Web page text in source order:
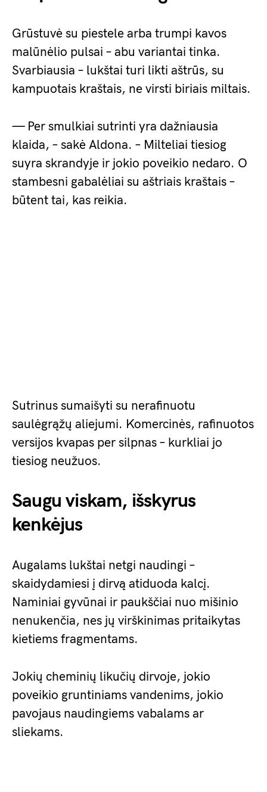
Grūstuvė su piestele arba trumpi kavos
malūnėlio pulsai – abu variantai tinka.
Svarbiausia – lukštai turi likti aštrūs, su
kampuotais kraštais, ne virsti biriais miltais.
— Per smulkiai sutrinti yra dažniausia
klaida, – sakė Aldona. – Milteliai tiesiog
suyra skrandyje ir jokio poveikio nedaro. O
stambesni gabalėliai su aštriais kraštais –
būtent tai, kas reikia.
Sutrinus sumaišyti su nerafinuotu
saulėgrąžų aliejumi. Komercinės, rafinuotos
versijos kvapas per silpnas – kurkliai jo
tiesiog neužuos.
Saugu viskam, išskyrus
kenkėjus
Augalams lukštai netgi naudingi –
skaidydamiesi į dirvą atiduoda kalcį.
Naminiai gyvūnai ir paukščiai nuo mišinio
nenukenčia, nes jų virškinimas pritaikytas
kietiems fragmentams.
Jokių cheminių likučių dirvoje, jokio
poveikio gruntiniams vandenims, jokio
pavojaus naudingiems vabalams ar
sliekams.